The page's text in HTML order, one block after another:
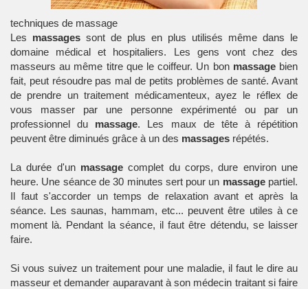
techniques de massage
Les massages sont de plus en plus utilisés même dans le
domaine médical et hospitaliers. Les gens vont chez des
masseurs au même titre que le coiffeur. Un bon massagebien
fait, peut résoudre pas mal de petits problèmes de santé. Avant
de prendre un traitement médicamenteux, ayez le réflex de
vous masser par une personne expérimenté ou par un
professionnel du massage. Les maux de tête à répétition
peuvent être diminués grâce à un des massages répétés.
La durée d'un massage complet du corps, dure environ une
heure. Une séance de 30 minutes sert pour un massagepartiel.
Il faut s'accorder un temps de relaxation avant et après la
séance. Les saunas, hammam, etc... peuvent être utiles à ce
moment là. Pendant la séance, il faut être détendu, se laisser
faire.
Si vous suivez un traitement pour une maladie, il faut le dire au
masseur et demander auparavant à son médecin traitant si faire